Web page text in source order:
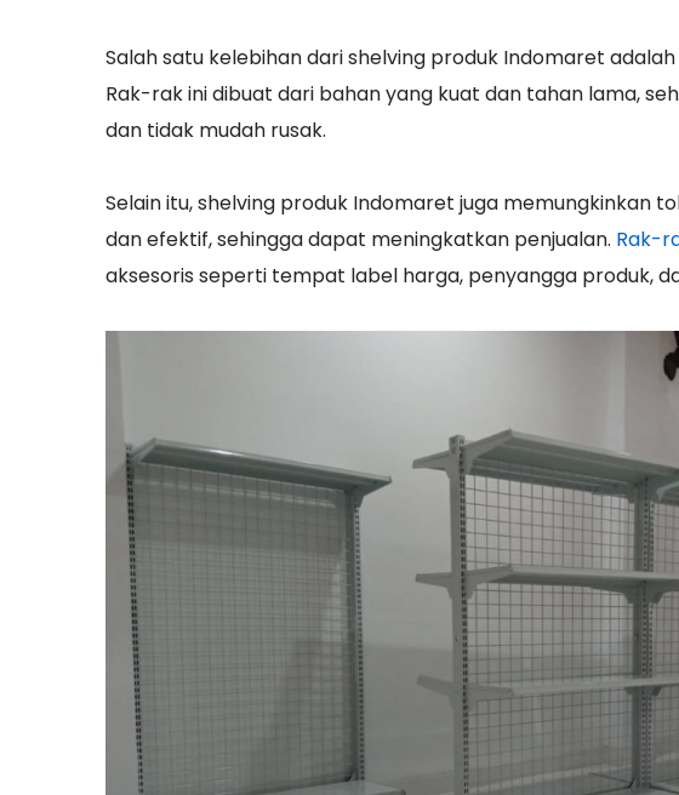
Salah satu kelebihan dari shelving produk Indomaret
Rak-rak ini dibuat dari bahan yang kuat dan tahan lama,
dan tidak mudah rusak.
Selain itu, shelving produk Indomaret juga memungkinkan
dan efektif, sehingga dapat meningkatkan penjualan. Rak-
aksesoris seperti tempat label harga, penyangga produk,